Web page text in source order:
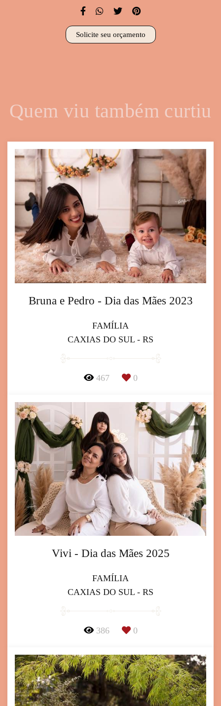
Solicite seu orçamento
Quem viu também curtiu
Bruna e Pedro - Dia das Mães 2023
FAMÍLIA
CAXIAS DO SUL - RS
467 0
Vivi - Dia das Mães 2025
FAMÍLIA
CAXIAS DO SUL - RS
386 0